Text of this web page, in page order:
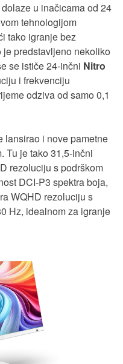
u inačicama od 24
tehnologijom
tako igranje bez
predstavljeno nekoliko
se ističe 24-inčni Nitro
i frekvenciju
odziva od samo 0,1
lansirao i nove pametne
Tu je tako 31,5-inčni
rezoluciju s podrškom
DCI-P3 spektra boja,
WQHD rezoluciju s
Hz, idealnom za igranje